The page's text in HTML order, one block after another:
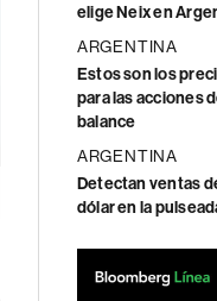
elige Neix en
ARGENTINA
Estos son los
para las acciones
balance
ARGENTINA
Detectan ventas
dólar en la